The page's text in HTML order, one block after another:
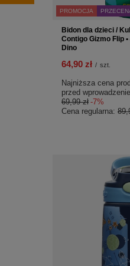
PROMOCJA
Bidon dla dzieci /
Contigo Gizmo Flip
Dino
64,90 zł / szt.
Najniższa cena
przed
69,99 zł -7%
Cena regularna: